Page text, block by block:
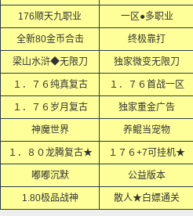
176顺天九职业 一区●多职业
全新80金币合击 终极靠打
梁山水浒◆无限刀 独家微变无限刀
１．７６纯真复古 １．７６首战一区
１．７６岁月复古 独家重金广告
神魔世界 养鲲当宠物
１．８０龙腾复古★ １７６+7可挂机★
嘟嘟沉默 公益版本
1.80极品战神 散人★白嫖通关